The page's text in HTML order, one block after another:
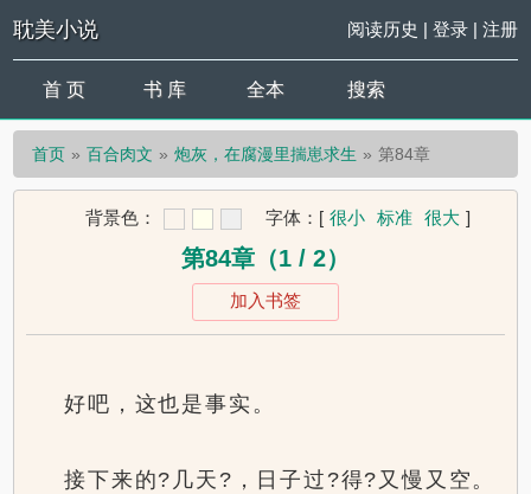
耽美小说 阅读历史 | 登录| 注册
首 页 书 库 全本 搜索
首页 百合肉文 炮灰，在腐漫里揣崽求生 第84章
背景色： 字体： [ 很小 标准 很大 ]
第84章（1 / 2）
加入书签
好吧，这也是事实。
接下来的?几天?，日子过?得?又慢又空。